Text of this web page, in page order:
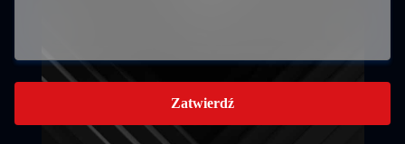
Zatwierdź